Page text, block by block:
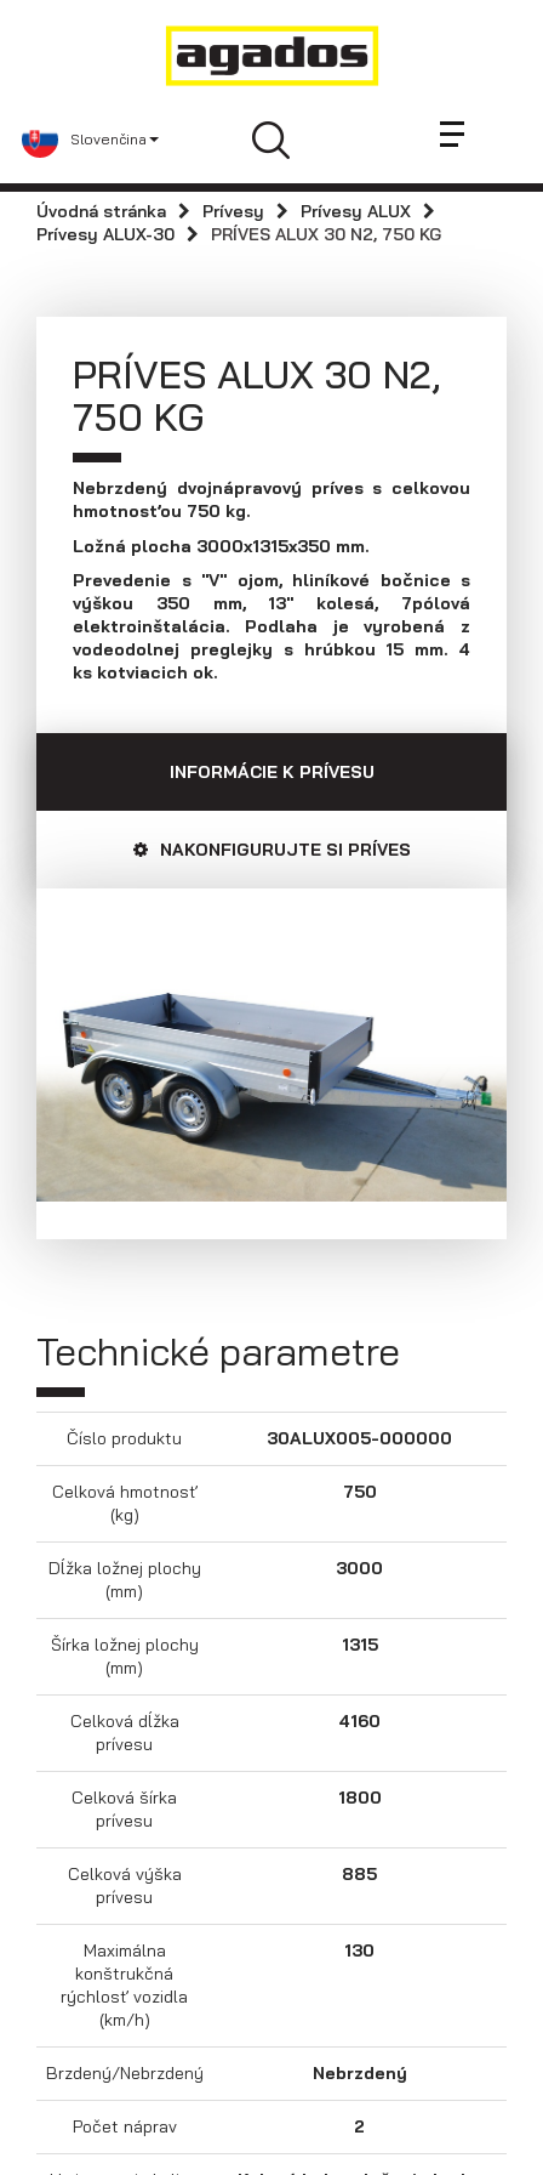
Slovenčina
Novinky a články
Predajcovia
Kontakt
Agados
Podniková predajňa / servis
Skladové prívesy
Praktické informácie
Navštívte nás
Dolná 142, 900 01 Modra
Tel: +421 33 642 2672
Fax: +421 33 642 2671
Sledujte nás
AGA KIT
Prívesy s kolesami vedľa ložnej
plochy (plechové bočnice)
Prívesy s kolesami vedľa ložnej
plochy (preglejkové a hliníkové
bočnice)
Prívesy s kolesami pod ložnou
plochou (hliníkové a plechové
bočnice)
Prepravníky motocyklov
Úvodná stránka Prívesy
Prívesy ALUX
Prívesy ALUX-30
PRÍVES ALUX 30 N2, 750 KG
PRÍVES ALUX 30 N2,
750 KG
Nebrzdený dvojnápravový príves s celkovou
hmotnosťou 750 kg.
Ložná plocha 3000x1315x350 mm.
Prevedenie s "V" ojom, hliníkové bočnice s
výškou 350 mm, 13" kolesá, 7pólová
elektroinštalácia. Podlaha je vyrobená z
vodeodolnej preglejky s hrúbkou 15 mm. 4
ks kotviacich ok.
INFORMÁCIE K PRÍVESU
NAKONFIGURUJTE SI PRÍVES
Technické parametre
Číslo produktu 30ALUX005-000000
Celková hmotnosť
(kg)
750
Dĺžka ložnej plochy
(mm)
3000
Šírka ložnej plochy
(mm)
1315
Celková dĺžka
prívesu
4160
Celková šírka
prívesu
1800
Celková výška
prívesu
885
Maximálna
konštrukčná
rýchlosť vozidla
(km/h)
130
Brzdený/Nebrzdený Nebrzdený
Počet náprav 2